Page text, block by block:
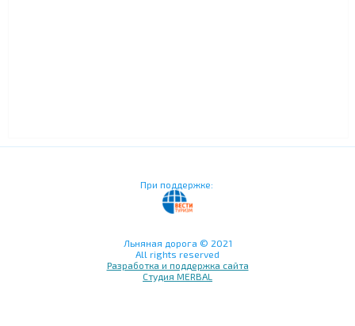
При поддержке:
Льняная дорога © 2021
All rights reserved
Разработка и поддержка сайта
Студия MERBAL